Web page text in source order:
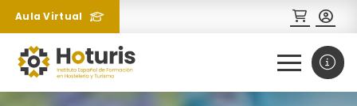
Aula Virtual